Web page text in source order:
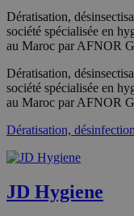
Dératisation,
société spécialisée en
au Maroc par AFNOR
Dératisation,
société spécialisée en
au Maroc par AFNOR
Dératisation,
JD Hygiene